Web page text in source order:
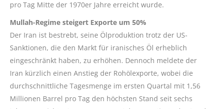
pro Tag Mitte der 1970er Jahre erreicht wurde.
Mullah-Regime steigert Exporte um 50%
Der Iran ist bestrebt, seine Ölproduktion trotz der US-
Sanktionen, die den Markt für iranisches Öl erheblich
eingeschränkt haben, zu erhöhen. Dennoch meldete der
Iran kürzlich einen Anstieg der Rohölexporte, wobei die
durchschnittliche Tagesmenge im ersten Quartal mit 1,56
Millionen Barrel pro Tag den höchsten Stand seit sechs